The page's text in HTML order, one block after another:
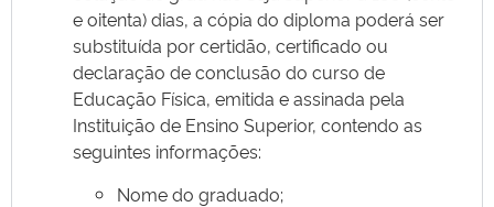
e oitenta) dias, a cópia do diploma poderá ser
substituída por certidão, certificado ou
declaração de conclusão do curso de
Educação Física, emitida e assinada pela
Instituição de Ensino Superior, contendo as
seguintes informações:
Nome do graduado;